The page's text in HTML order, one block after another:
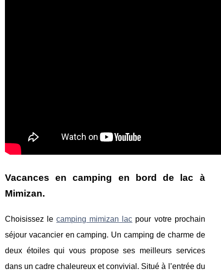
Vacances en camping en bord de lac à
Mimizan.
Choisissez lecamping mimizan lac pour votre prochain
séjour vacancier en camping. Un camping de charme de
deux étoiles qui vous propose ses meilleurs services
dans un cadre chaleureux et convivial. Situé à l’entrée du